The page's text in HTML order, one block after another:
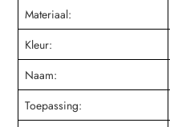
Materiaal:
Kleur:
Naam:
Toepassing: